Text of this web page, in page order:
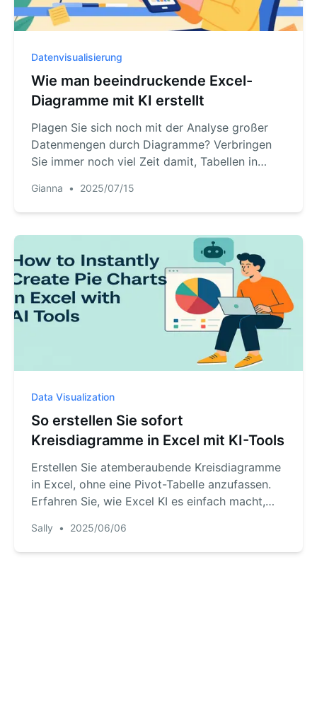
Datenvisualisierung
Wie man beeindruckende Excel-
Diagramme mit KI erstellt
Plagen Sie sich noch mit der Analyse großer
Datenmengen durch Diagramme? Verbringen
Sie immer noch viel Zeit damit, Tabellen in
helfen! Laden Sie einfach die Datei hoch und
chatten Sie – präzise und professionelle
Gianna • 2025/07/15
Data Visualization
So erstellen Sie sofort
Kreisdiagramme in Excel mit KI-Tools
Erstellen Sie atemberaubende Kreisdiagramme
in Excel, ohne eine Pivot-Tabelle anzufassen.
Erfahren Sie, wie Excel KI es einfach macht,
darzustellen.
Sally • 2025/06/06